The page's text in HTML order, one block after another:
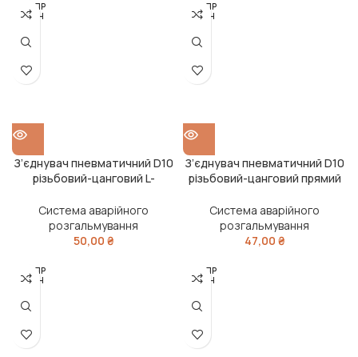
РОЗПР
ОДАН
З’єднувач пневматичний D10
різьбовий-цанговий L-
(RIDER)
Система аварійного
розгальмування
50,00 ₴
РОЗПР
ОДАН
З’єднувач пневматичний D10
різьбовий-цанговий прямий
(RIDER)
Система аварійного
розгальмування
47,00 ₴
РОЗПР
ОДАН
РОЗПР
ОДАН